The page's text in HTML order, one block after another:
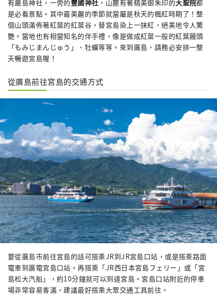
有嚴島神社，一旁的豐國神社 ，山麓有著精美御朱印的大聖院都
是必看景點。其中最美麗的季節就當屬是秋天的楓紅時期了！整
個山頭滿佈著紅葉的紅葉谷，替宮島染上一抹紅，絕美地令人驚
艷。當地也有相當知名的伴手禮，像是做成紅葉一般的紅葉饅頭
「もみじまんじゅう」、牡蠣等等。來到廣島，請務必安排一整
天暢遊宮島喔！
從廣島前往宮島的交通方式
要從廣島市前往宮島的話可搭乘JR到JR宮島口站，或是搭乘路面
電車到廣電宮島口站。再搭乘「JR西日本宮島フェリー」或「宮
島松大汽船」，約10分鐘就可以到達宮島。宮島口站附近的停車
場非常容易客滿，建議最好搭乘大眾交通工具前往。